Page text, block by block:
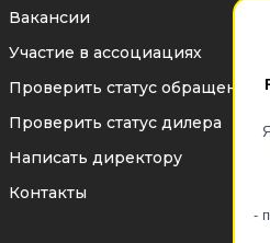
-
Вакансии
Участие в ассоциациях
Проверить статус обращения
Проверить статус дилера
Написать директору
Контакты